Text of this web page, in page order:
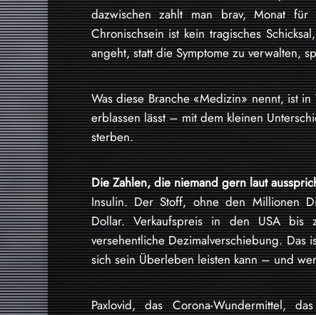
dazwischen zahlt man brav, Monat
Chronischsein ist kein tragisches
angeht, statt die Symptome zu verwalten,
Was diese Branche «Medizin» nennt, ist
erblassen lässt – mit dem kleinen
sterben.
Die Zahlen, die niemand gern laut
Insulin. Der Stoff, ohne den Millionen
Dollar. Verkaufspreis in den USA
versehentliche Dezimalverschiebung. Das
sich sein Überleben leisten kann – und
Paxlovid, das Corona-Wundermittel,